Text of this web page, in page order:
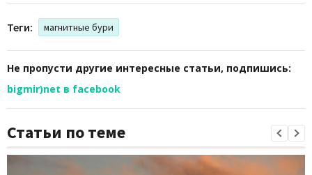
Теги: магнитные бури
Не пропусти другие интересные статьи, подпишись:
bigmir)net в facebook
Статьи по теме